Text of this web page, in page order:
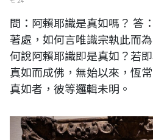
問：阿賴耶識是真如嗎？ 答
著處，如何言唯識宗執此而
何說阿賴耶識即是真如？若
真如而成佛，無始以來，恆
真如者，彼等邏輯未明。